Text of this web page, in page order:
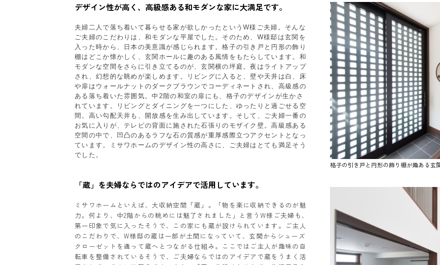
デザイン性が高く、高級感ある和モダンな家に大満足です。
夫婦二人で落ち着いて暮らせる家が欲しかったというW様ご夫婦。そんな
ご夫婦のこだわりは、和モダンな平屋でした。そのため、W様邸は玄関を
入った時から、日本の美意識が感じられます。格子の引き戸と円形の飾り
棚はどこか懐かしく、玄関ホールに趣のある風情をもたらしています。和
モダンな空間をさらに引き立てるのが、玄関横の坪庭。夜はライトアップ
され、幻想的な眺めが楽しめます。リビングに入ると、壁や天井は白、床
や扉はウォールナットのダークブラウンでコーディネートされ、高級感の
ある落ち着いた雰囲気。中2階の和室の扉にも、格子のデザインが生かさ
れています。リビングとダイニングを一つにした、ゆったりと過ごせる空
間。高い勾配天井も、開放感を生み出しています。そして、ご夫婦一番の
お気に入りが、テレビの背面に施された石張りのモザイク壁。高級感ある
空間の中で、凹凸のあるラフな石の質感が重厚感際立つアクセントとなっ
ています。ミサワホームのデザイン性の高さに、ご夫婦はとても満足そう
でした。
「蔵」を夫婦ならではのアイデアで活用しています。
ミサワホームといえば、大収納空間「蔵」。「物を楽に収納できるのが魅
力。何より、中2階からの眺めには魅了されました」と言うW様ご夫婦も、
第一印象で気に入ったそうで、この家にも蔵が設けられています。ご主人
のこだわりで、W様邸の蔵は一部が土間になっていて、玄関からシューズ
クローゼットを通って蔵へとつながる仕組み。ここではご主人が趣味の自
転車を整備されているそうで、ご夫婦ならではのアイデアで蔵をうまく活
格子の引き戸と円形の飾り棚が趣ある玄